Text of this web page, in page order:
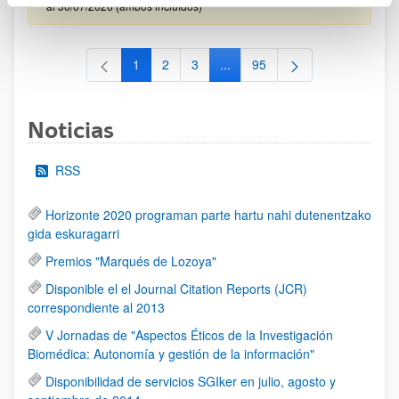
al 30/07/2026 (ambos incluídos)
Página
1 Página
2 Página
3 ...Páginas intermedias Use TAB
Página
95
Noticias
RSS
Horizonte 2020 programan parte hartu nahi dutenentzako
gida eskuragarri
Premios "Marqués de Lozoya"
Disponible el el Journal Citation Reports (JCR)
correspondiente al 2013
V Jornadas de "Aspectos Éticos de la Investigación
Biomédica: Autonomía y gestión de la información"
Disponibilidad de servicios SGIker en julio, agosto y